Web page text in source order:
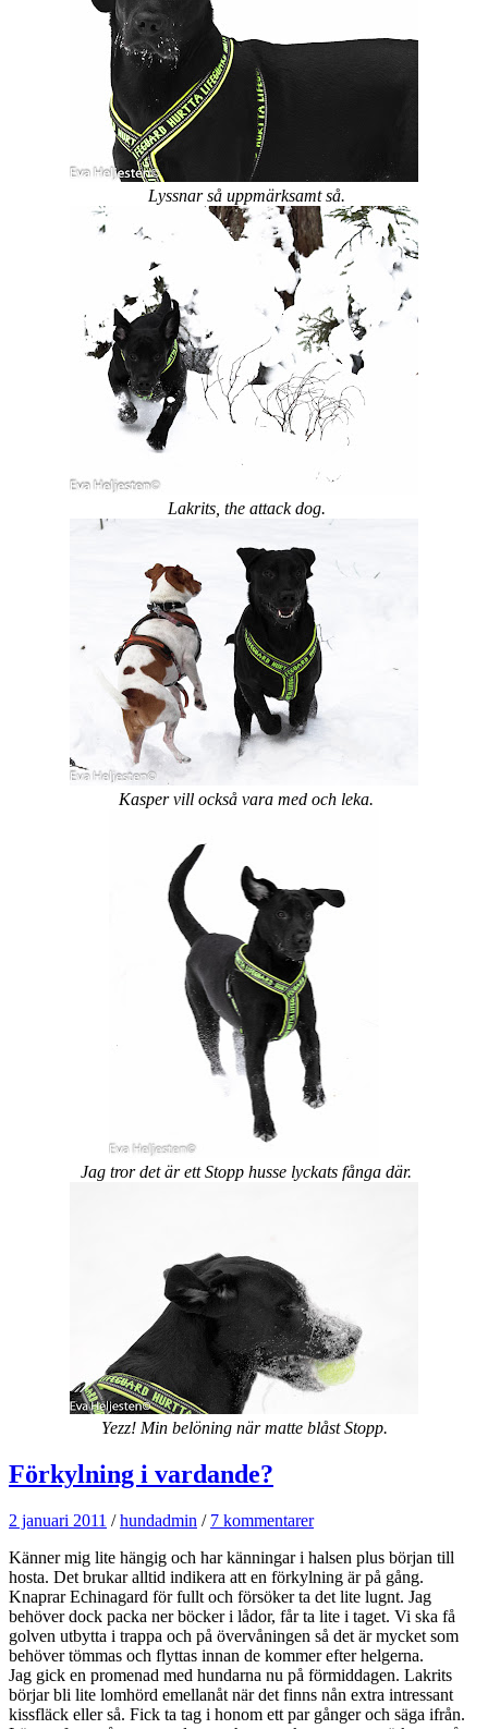
Lyssnar så uppmärksamt så.
Lakrits, the attack dog.
Kasper vill också vara med och leka.
Jag tror det är ett Stopp husse lyckats fånga där.
Yezz! Min belöning när matte blåst Stopp.
Förkylning i vardande?
2 januari 2011 /hundadmin / 7 kommentarer
Känner mig lite hängig och har känningar i halsen plus början till
hosta. Det brukar alltid indikera att en förkylning är på gång.
Knaprar Echinagard för fullt och försöker ta det lite lugnt. Jag
behöver dock packa ner böcker i lådor, får ta lite i taget. Vi ska få
golven utbytta i trappa och på övervåningen så det är mycket som
behöver tömmas och flyttas innan de kommer efter helgerna.
Jag gick en promenad med hundarna nu på förmiddagen. Lakrits
börjar bli lite lomhörd emellanåt när det finns nån extra intressant
kissfläck eller så. Fick ta tag i honom ett par gånger och säga ifrån.